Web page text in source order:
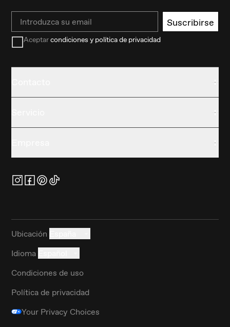
Email Suscribirse
Aceptarcondiciones y política de privacidad
Ubicación
Idioma
Condiciones de uso
Política de privacidad
Your Privacy Choices